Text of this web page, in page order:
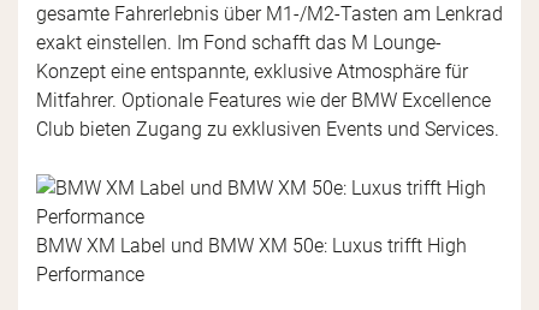
gesamte Fahrerlebnis über M1-/M2-Tasten am Lenkrad
exakt einstellen. Im Fond schafft das M Lounge-
Konzept eine entspannte, exklusive Atmosphäre für
Mitfahrer. Optionale Features wie der BMW Excellence
Club bieten Zugang zu exklusiven Events und Services.
BMW XM Label und BMW XM 50e: Luxus trifft High
Performance